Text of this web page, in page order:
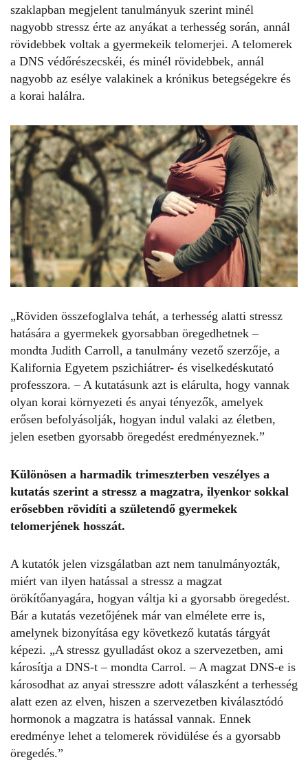
szaklapban megjelent tanulmányuk szerint minél
nagyobb stressz érte az anyákat a terhesség során, annál
rövidebbek voltak a gyermekeik telomerjei. A telomerek
a DNS védőrészecskéi, és minél rövidebbek, annál
nagyobb az esélye valakinek a krónikus betegségekre és
a korai halálra.
„Röviden összefoglalva tehát, a terhesség alatti stressz
hatására a gyermekek gyorsabban öregedhetnek –
mondta Judith Carroll, a tanulmány vezető szerzője, a
Kalifornia Egyetem pszichiátrer- és viselkedéskutató
professzora. – A kutatásunk azt is elárulta, hogy vannak
olyan korai környezeti és anyai tényezők, amelyek
erősen befolyásolják, hogyan indul valaki az életben,
jelen esetben gyorsabb öregedést eredményeznek.”
Különösen a harmadik trimeszterben veszélyes a
kutatás szerint a stressz a magzatra, ilyenkor sokkal
erősebben rövidíti a születendő gyermekek
telomerjének hosszát.
A kutatók jelen vizsgálatban azt nem tanulmányozták,
miért van ilyen hatással a stressz a magzat
örökítőanyagára, hogyan váltja ki a gyorsabb öregedést.
Bár a kutatás vezetőjének már van elmélete erre is,
amelynek bizonyítása egy következő kutatás tárgyát
képezi. „A stressz gyulladást okoz a szervezetben, ami
károsítja a DNS-t – mondta Carrol. – A magzat DNS-e is
károsodhat az anyai stresszre adott válaszként a terhesség
alatt ezen az elven, hiszen a szervezetben kiválasztódó
hormonok a magzatra is hatással vannak. Ennek
eredménye lehet a telomerek rövidülése és a gyorsabb
öregedés.”